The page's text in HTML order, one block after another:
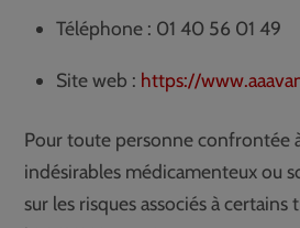
Téléphone : 01 40 56 01 49
Site web : https://
Pour toute personne confrontée
indésirables médicamenteux ou
sur les risques associés à certains